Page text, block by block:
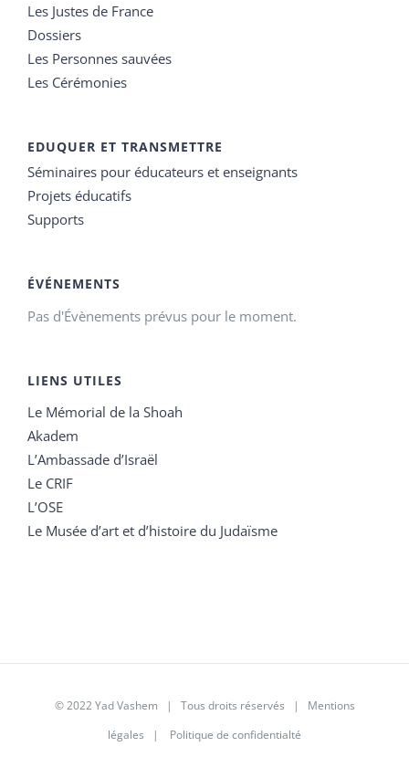
Les Justes de France
Dossiers
Les Personnes sauvées
Les Cérémonies
EDUQUER ET TRANSMETTRE
Séminaires pour éducateurs et enseignants
Projets éducatifs
Supports
ÉVÉNEMENTS
Pas d'Évènements prévus pour le moment.
LIENS UTILES
Le Mémorial de la Shoah
Akadem
L’Ambassade d’Israël
Le CRIF
L’OSE
Le Musée d’art et d’histoire du Judaïsme
© 2022 Yad Vashem | Tous droits réservés | Mentions
légales | Politique de confidentialté